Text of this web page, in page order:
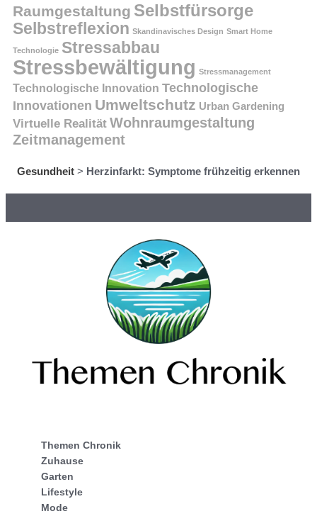
Raumgestaltung Selbstfürsorge
Selbstreflexion Skandinavisches Design Smart Home
Technologie Stressabbau
Stressbewältigung Stressmanagement
Technologische Innovation Technologische
Innovationen Umweltschutz Urban Gardening
Virtuelle Realität Wohnraumgestaltung
Zeitmanagement
Gesundheit > Herzinfarkt: Symptome frühzeitig erkennen
Themen Chronik
Zuhause
Garten
Lifestyle
Mode